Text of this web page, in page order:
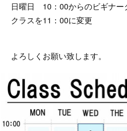
日曜日 10：00からのビギナー
クラスを11：00に変更
よろしくお願い致します。